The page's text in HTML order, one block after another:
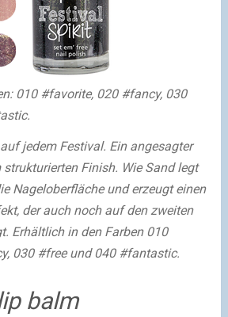
010 #favorite, 020 #fancy, 030
jedem Festival. Ein angesagter
Finish. Wie Sand legt
Nageloberfläche und erzeugt einen
der auch noch auf den zweiten
Erhältlich in den Farben 010
030 #free und 040 #fantastic.
balm